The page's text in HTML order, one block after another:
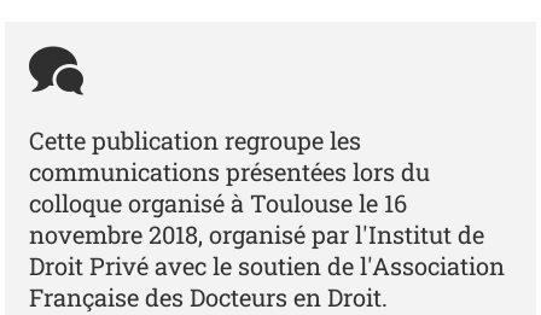
Cette publication regroupe les
communications présentées lors du
colloque organisé à Toulouse le 16
novembre 2018, organisé par l'Institut de
Droit Privé avec le soutien de l'Association
Française des Docteurs en Droit.